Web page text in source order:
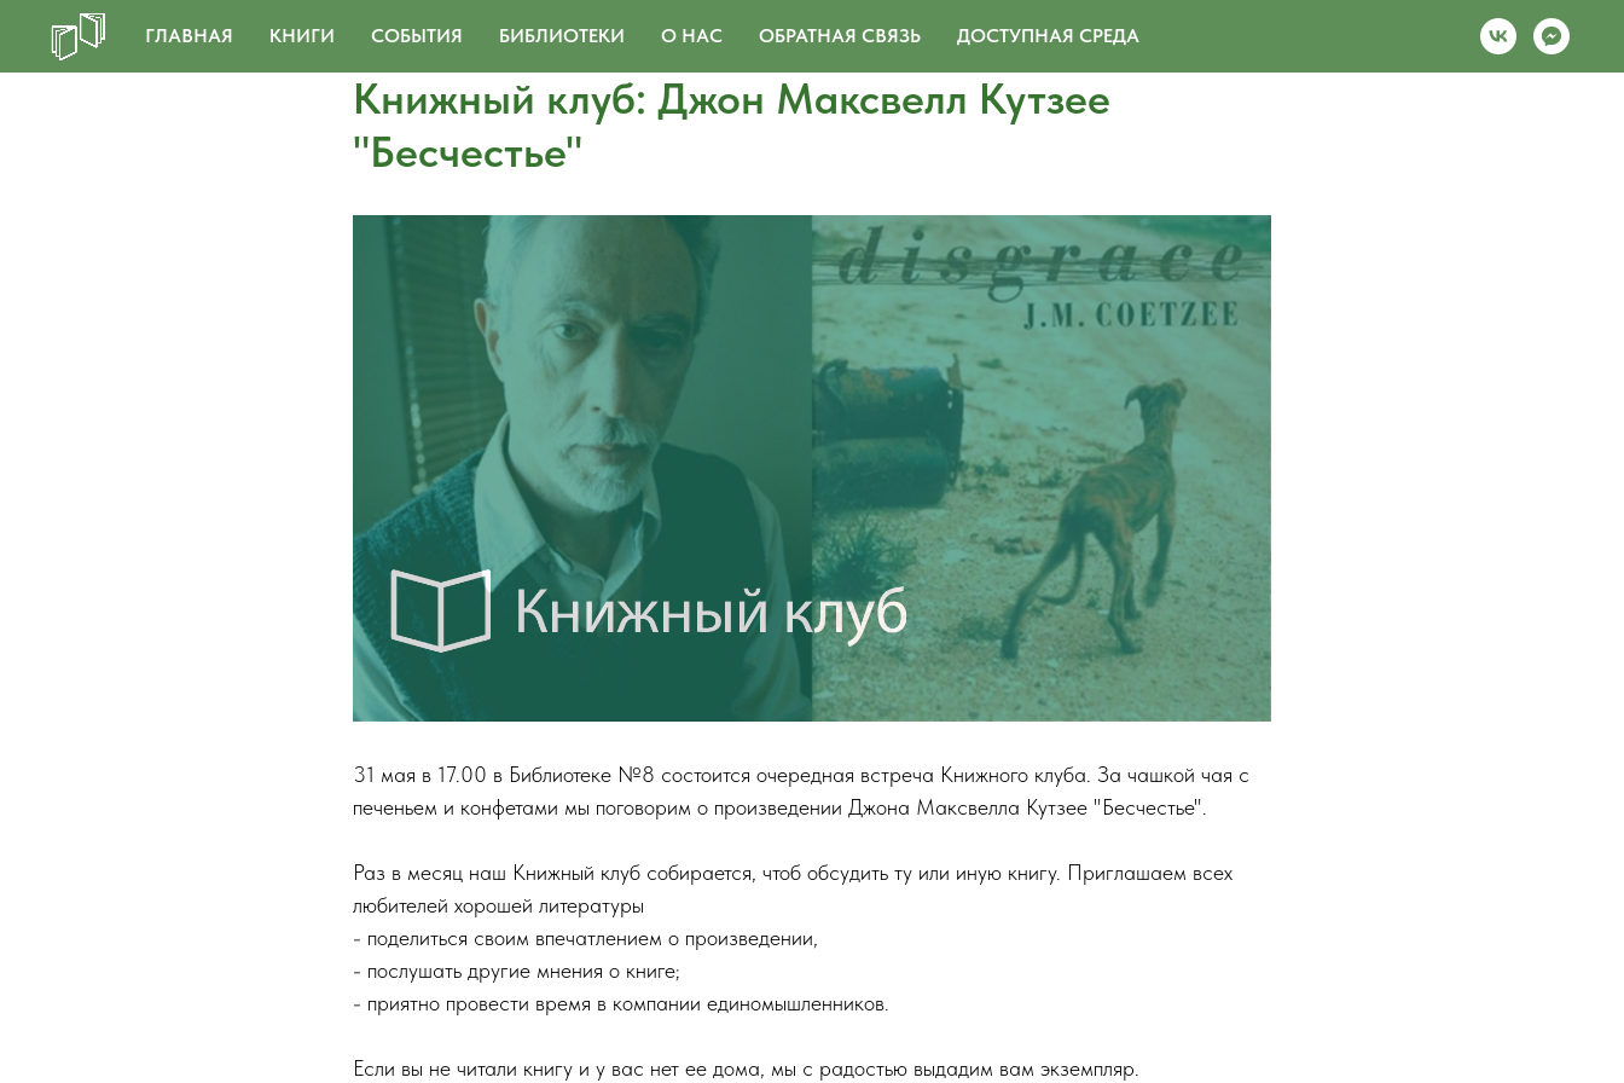
ГЛАВНАЯ КНИГИ СОБЫТИЯ БИБЛИОТЕКИ О НАС ОБРАТНАЯ СВЯЗЬ ДОСТУПНАЯ СРЕДА
Книжный клуб: Джон Максвелл Кутзее
"Бесчестье"
31 мая в 17.00 в Библиотеке №8 состоится очередная встреча Книжного клуба. За чашкой чая с
печеньем и конфетами мы поговорим о произведении Джона Максвелла Кутзее "Бесчестье".
Раз в месяц наш Книжный клуб собирается, чтоб обсудить ту или иную книгу. Приглашаем всех
любителей хорошей литературы
- поделиться своим впечатлением о произведении,
- послушать другие мнения о книге;
- приятно провести время в компании единомышленников.
Если вы не читали книгу и у вас нет ее дома, мы с радостью выдадим вам экземпляр.